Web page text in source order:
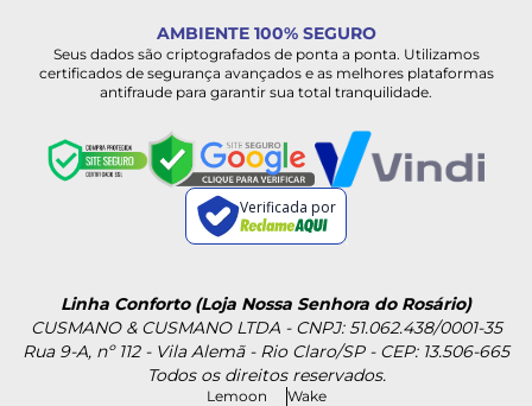
AMBIENTE 100% SEGURO
Seus dados são criptografados de ponta a ponta. Utilizamos
certificados de segurança avançados e as melhores plataformas
antifraude para garantir sua total tranquilidade.
Verificada por
Linha Conforto (Loja Nossa Senhora do Rosário)
CUSMANO & CUSMANO LTDA - CNPJ: 51.062.438/0001-35
Rua 9-A, nº 112 - Vila Alemã - Rio Claro/SP - CEP: 13.506-665
Todos os direitos reservados.
Lemoon Wake